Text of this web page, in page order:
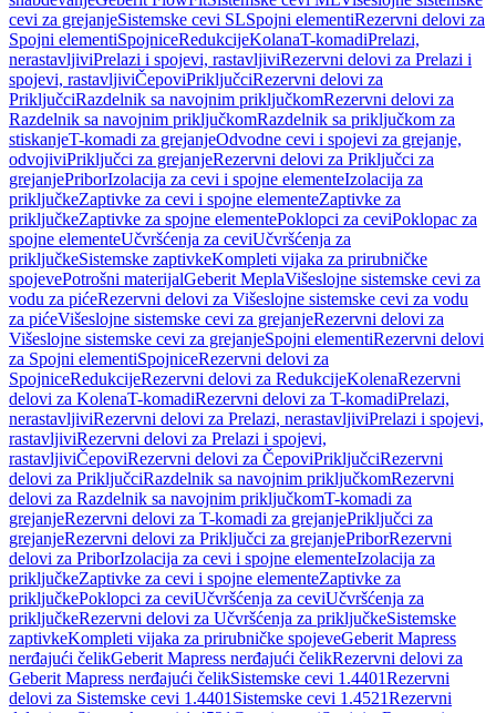
cevi za grejanjeSistemske cevi SLSpojni elementiRezervni delovi za
Spojni elementiSpojniceRedukcijeKolanaT-komadiPrelazi,
nerastavljiviPrelazi i spojevi, rastavljiviRezervni delovi za Prelazi i
spojevi, rastavljiviČepoviPriključciRezervni delovi za
PriključciRazdelnik sa navojnim priključkomRezervni delovi za
Razdelnik sa navojnim priključkomRazdelnik sa priključkom za
stiskanjeT-komadi za grejanjeOdvodne cevi i spojevi za grejanje,
odvojiviPriključci za grejanjeRezervni delovi za Priključci za
grejanjePriborIzolacija za cevi i spojne elementeIzolacija za
priključkeZaptivke za cevi i spojne elementeZaptivke za
priključkeZaptivke za spojne elementePoklopci za ceviPoklopac za
spojne elementeUčvršćenja za ceviUčvršćenja za
priključkeSistemske zaptivkeKompleti vijaka za prirubničke
spojevePotrošni materijalGeberit MeplaVišeslojne sistemske cevi za
vodu za pićeRezervni delovi za Višeslojne sistemske cevi za vodu
za pićeVišeslojne sistemske cevi za grejanjeRezervni delovi za
Višeslojne sistemske cevi za grejanjeSpojni elementiRezervni delovi
za Spojni elementiSpojniceRezervni delovi za
SpojniceRedukcijeRezervni delovi za RedukcijeKolenaRezervni
delovi za KolenaT-komadiRezervni delovi za T-komadiPrelazi,
nerastavljiviRezervni delovi za Prelazi, nerastavljiviPrelazi i spojevi,
rastavljiviRezervni delovi za Prelazi i spojevi,
rastavljiviČepoviRezervni delovi za ČepoviPriključciRezervni
delovi za PriključciRazdelnik sa navojnim priključkomRezervni
delovi za Razdelnik sa navojnim priključkomT-komadi za
grejanjeRezervni delovi za T-komadi za grejanjePriključci za
grejanjeRezervni delovi za Priključci za grejanjePriborRezervni
delovi za PriborIzolacija za cevi i spojne elementeIzolacija za
priključkeZaptivke za cevi i spojne elementeZaptivke za
priključkePoklopci za ceviUčvršćenja za ceviUčvršćenja za
priključkeRezervni delovi za Učvršćenja za priključkeSistemske
zaptivkeKompleti vijaka za prirubničke spojeveGeberit Mapress
nerđajući čelikGeberit Mapress nerđajući čelikRezervni delovi za
Geberit Mapress nerđajući čelikSistemske cevi 1.4401Rezervni
delovi za Sistemske cevi 1.4401 Sistemske cevi 1.4521Rezervni